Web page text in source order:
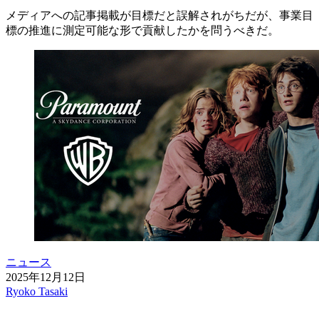
メディアへの記事掲載が目標だと誤解されがちだが、事業目
標の推進に測定可能な形で貢献したかを問うべきだ。
ニュース
2025年12月12日
Ryoko Tasaki